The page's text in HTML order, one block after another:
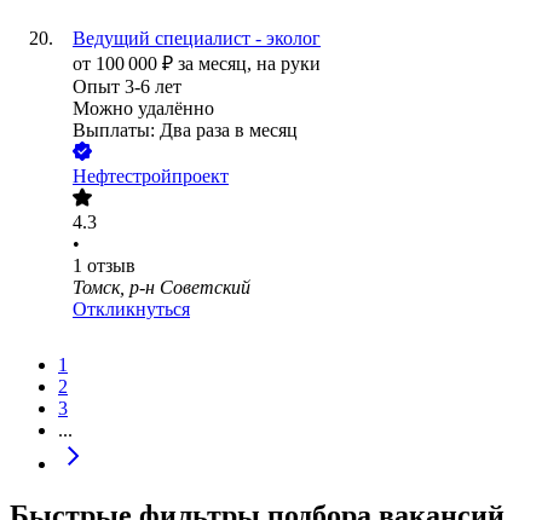
Ведущий специалист - эколог
от 100 000 ₽ за месяц, на руки
Опыт 3-6 лет
Можно удалённо
Выплаты: Два раза в месяц
Нефтестройпроект
4.3
•
1 отзыв
Томск, р-н Советский
Откликнуться
1
2
3
...